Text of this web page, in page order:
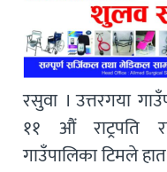
रसुवा । उत्तरगया
११ औं राट्रपति
गाउँपालिका टिमले